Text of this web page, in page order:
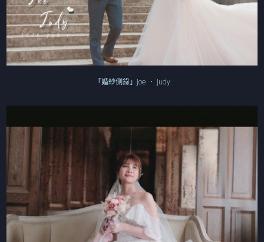
「婚紗側錄」Joe ． Judy